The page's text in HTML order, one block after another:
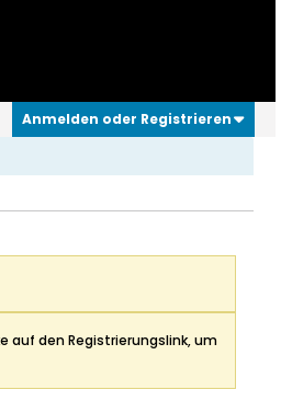
Anmelden oder Registrieren
auf den Registrierungslink, um